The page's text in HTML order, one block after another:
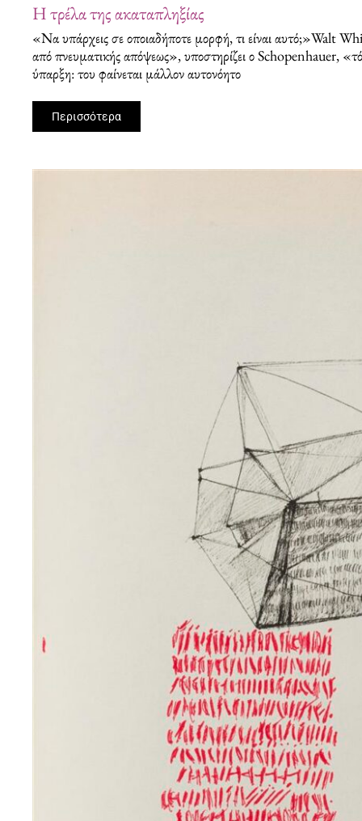
Η τρέλα της ακαταπληξίας
«Να υπάρχεις σε οποιαδήποτε μορφή, τι είναι αυτό;»Walt
από πνευματικής απόψεως», υποστηρίζει ο Schopenhauer,
ύπαρξη: του φαίνεται μάλλον αυτονόητο
Περισσότερα